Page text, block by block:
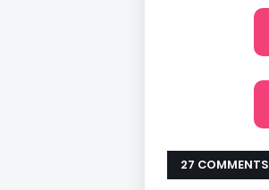
27 COMMENTS